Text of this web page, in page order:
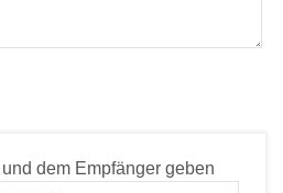
dem Empfänger geben